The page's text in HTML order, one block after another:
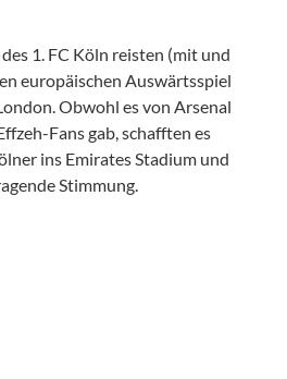
1. FC Köln reisten (mit und
europäischen Auswärtsspiel
Obwohl es von Arsenal
Fans gab, schafften es
ins Emirates Stadium und
Stimmung.